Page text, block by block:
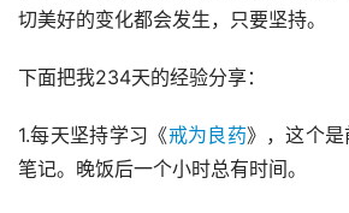
切美好的变化都会发生，只要坚持。
下面把我234天的经验分享：
1.每天坚持学习《戒为良药》，这个
笔记。晚饭后一个小时总有时间。